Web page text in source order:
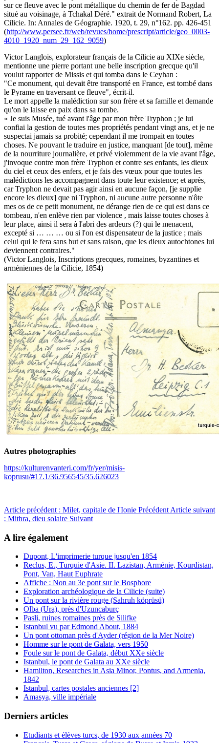
sur ce fleuve avec le pont métallique du chemin de fer de Bagdad
situé au voisinage, à Tchakal Déré." extrait de Normand Robert, La
Cilicie. In: Annales de Géographie. 1920, t. 29, n°162. pp. 426-451
(http://www.persee.fr/web/revues/home/prescript/article/geo_0003-
4010_1920_num_29_162_9059)
Victor Langlois, explorateur français de la Cilicie au XIXe siècle,
mentionne une pierre portant une belle inscription grecque qu'il
voulut rapporter de Missis et qui tomba dans le Ceyhan :
"Ce monument, qui devait être transporté en France, est tombé dans
le Pyrame en traversant ce fleuve", écrit-il.
Le mort appelle la malédiction sur son frère et sa famille et demande
qu'on le laisse en paix dans sa tombe.
« Je suis Musée, tué avant l'âge par mon frère Tryphon ; je lui
confiai la gestion de toutes mes propriétés pendant vingt ans, et je ne
suspectai jamais sa probité; cependant il me trompait en toutes
choses. Ne pouvant le traduire en justice, manquant [de tout], même
de la nourriture journalière, et privé violemment de la vie avant l'âge,
j'invoque contre mon frère Tryphon et contre ses enfants, les dieux
du ciel et ceux des enfers, et je fais des vœux pour que toutes les
malédictions les accompagnent dans toute leur existence; et après,
car Tryphon ne devait pas agir ainsi en aucune façon, [je supplie
encore les dieux] que ni Tryphon, ni aucune autre personne n'ôte
mes os de ce petit monument, ne dérange rien de ce qui est dans ce
tombeau, n'en enlève rien par violence , mais laisse toutes choses à
leur place, ainsi il sera à l'abri des ardeurs (?) qui le menacent,
excepté si … … … ou si l'on est dispensateur de la justice ; mais
celui qui le fera sans but et sans raison, que les dieux autochtones lui
deviennent contraires."
(Victor Langlois, Inscriptions grecques, romaines, byzantines et
arméniennes de la Cilicie, 1854)
Autres photographies
https://kulturenvanteri.com/fr/yer/misis-
koprusu/#17.1/36.956545/35.626023
Article précédent : Milet, capitale de l'Ionie Précédent Article suivant
: Mithra, dieu solaire Suivant
A lire également
Dupont, L'imprimerie turque jusqu'en 1854
Reclus, E., Turquie d'Asie. II. Lazistan, Arménie, Kourdistan,
Pont, Van, Haut Euphrate
Affiche : Non au 3e pont sur le Bosphore
Exploration archéologique de la Cilicie (suite)
Un pont sur la rivière rouge (Sahruh köprüsü)
Olba (Ura), près d'Uzuncaburç
Pasli, ruines romaines près de Silifke
Istanbul vu par Edmond About, 1884
Un pont ottoman près d'Ayder (région de la Mer Noire)
Homme sur le pont de Galata, vers 1950
Foule sur le pont de Galata, début XXe siècle
Istanbul, le pont de Galata au XXe siècle
Hamilton, Researches in Asia Minor, Pontus, and Armenia,
1842
Istanbul, cartes postales anciennes [2]
Amasya, ville impériale
Derniers articles
Etudiants et élèves turcs, de 1930 aux années 70